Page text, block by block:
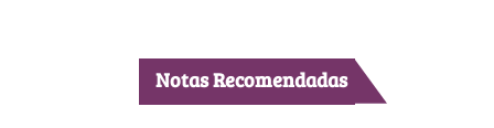
Notas Recomendadas